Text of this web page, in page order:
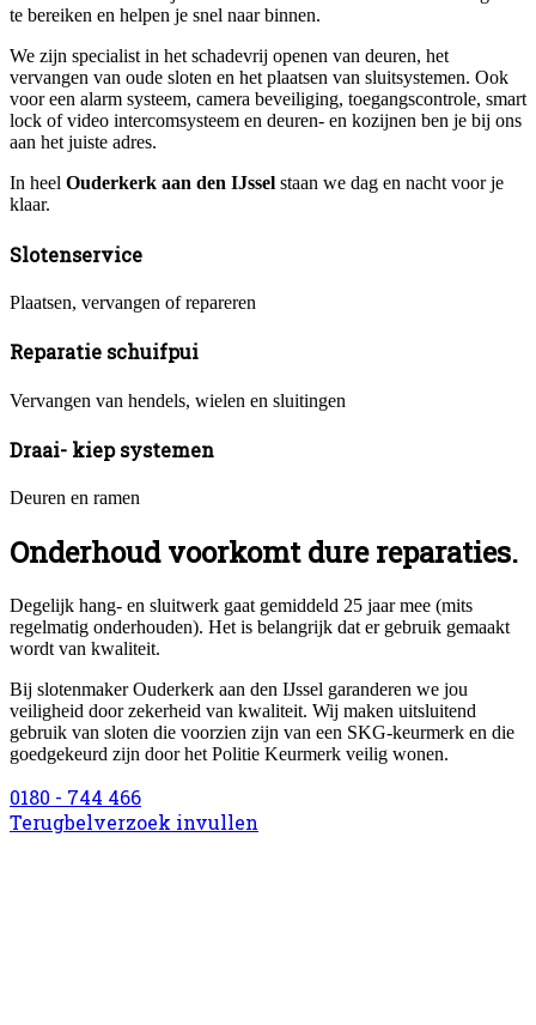
te bereiken en helpen je snel naar binnen.
We zijn specialist in het schadevrij openen van deuren, het
vervangen van oude sloten en het plaatsen van sluitsystemen. Ook
voor een alarm systeem, camera beveiliging, toegangscontrole, smart
lock of video intercomsysteem en deuren- en kozijnen ben je bij ons
aan het juiste adres.
In heel Ouderkerk aan den IJssel staan we dag en nacht voor je
klaar.
Slotenservice
Plaatsen, vervangen of repareren
Reparatie schuifpui
Vervangen van hendels, wielen en sluitingen
Draai- kiep systemen
Deuren en ramen
Onderhoud voorkomt dure reparaties.
Degelijk hang- en sluitwerk gaat gemiddeld 25 jaar mee (mits
regelmatig onderhouden). Het is belangrijk dat er gebruik gemaakt
wordt van kwaliteit.
Bij slotenmaker Ouderkerk aan den IJssel garanderen we jou
veiligheid door zekerheid van kwaliteit. Wij maken uitsluitend
gebruik van sloten die voorzien zijn van een SKG-keurmerk en die
goedgekeurd zijn door het Politie Keurmerk veilig wonen.
0180 - 744 466
Terugbelverzoek invullen